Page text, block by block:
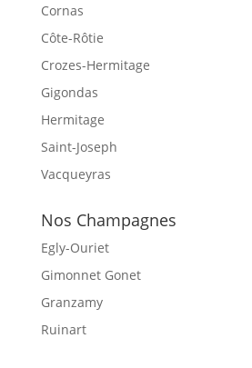
Cornas
Côte-Rôtie
Crozes-Hermitage
Gigondas
Hermitage
Saint-Joseph
Vacqueyras
Nos Champagnes
Egly-Ouriet
Gimonnet Gonet
Granzamy
Ruinart